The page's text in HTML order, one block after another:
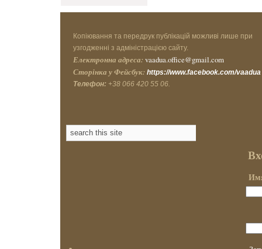
Копіювання та передрук публікацій можливі лише при
узгодженні з адміністрацією сайту.
Електронна адреса: vaadua.office@gmail.com
Сторінка у Фейсбук: https://www.facebook.com/vaadua
Телефон: +38 066 420 55 06.